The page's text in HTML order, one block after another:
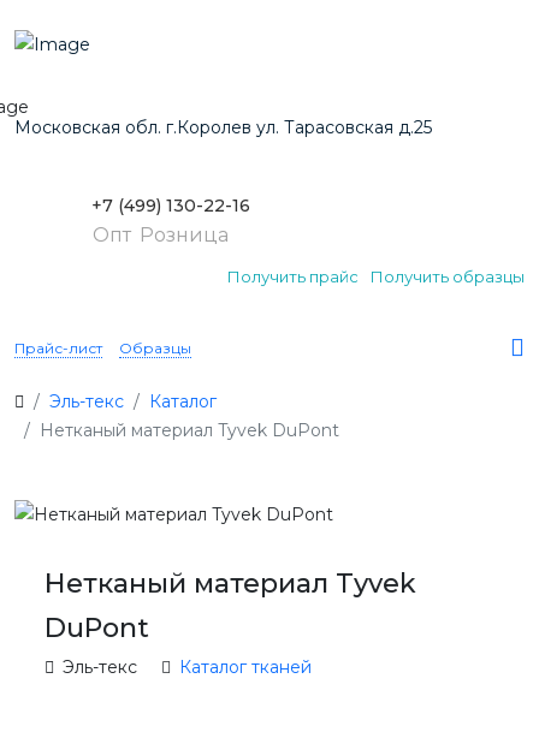
Московская обл. г.Королев ул. Тарасовская д.25
+7 (499) 130-22-16
Опт Розница
Получить прайс Получить образцы
Прайс-лист Образцы
Эль-текс
Каталог
Нетканый материал Tyvek DuPont
Нетканый материал Tyvek
DuPont
Эль-текс Каталог тканей